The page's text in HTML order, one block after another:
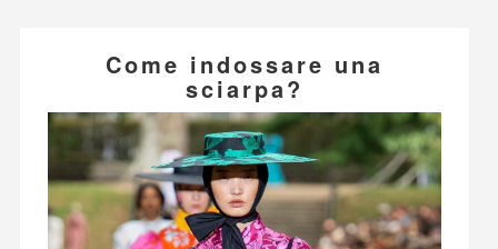
Come indossare una
sciarpa?